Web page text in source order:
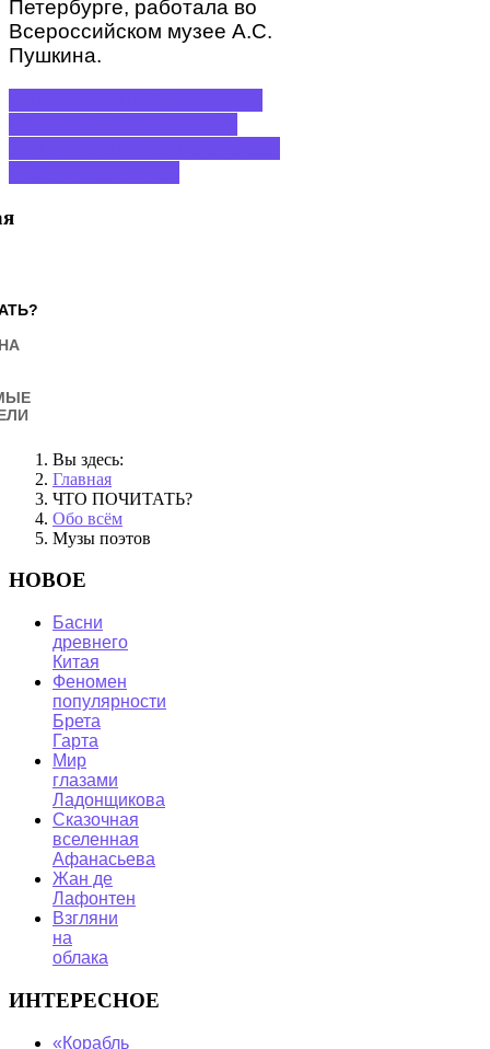
Петербурге, работала во
Всероссийском музее А.С.
Пушкина.
Вы здесь:
Главная
ЧТО ПОЧИТАТЬ?
Обо всём
Музы поэтов
НОВОЕ
Басни
древнего
Китая
Феномен
популярности
Брета
Гарта
Мир
глазами
Ладонщикова
Сказочная
вселенная
Афанасьева
Жан де
Лафонтен
Взгляни
на
облака
ИНТЕРЕСНОЕ
«Корабль